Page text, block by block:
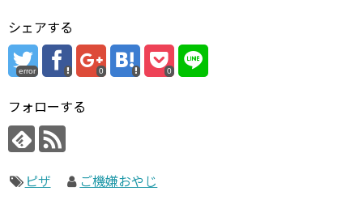
シェアする
error 0 0
フォローする
ピザ ご機嫌おやじ